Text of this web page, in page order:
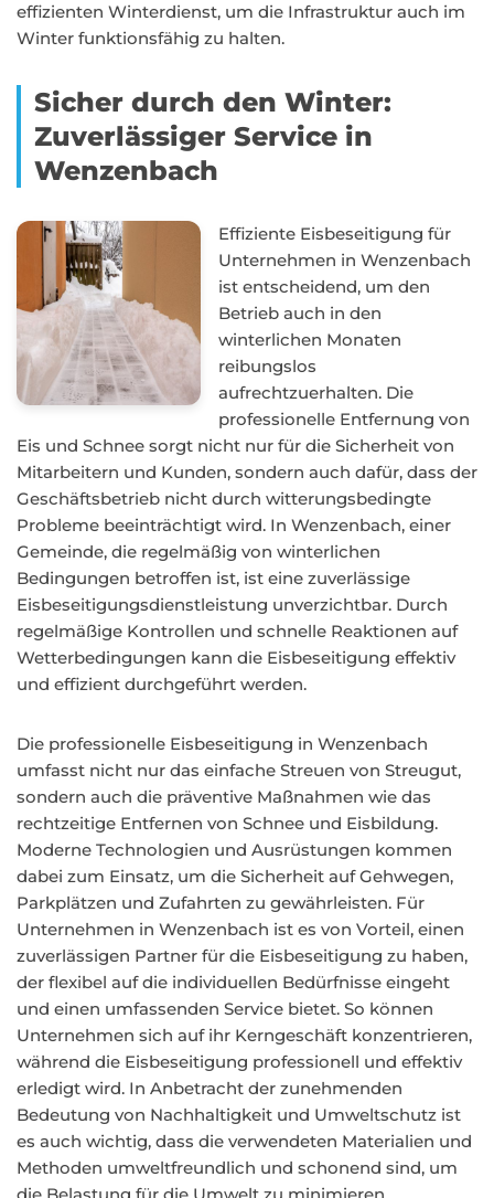
effizienten Winterdienst, um die Infrastruktur auch im
Winter funktionsfähig zu halten.
Sicher durch den Winter:
Zuverlässiger Service in
Wenzenbach
Effiziente Eisbeseitigung für
Unternehmen in Wenzenbach
ist entscheidend, um den
Betrieb auch in den
winterlichen Monaten
reibungslos
aufrechtzuerhalten. Die
professionelle Entfernung von
Eis und Schnee sorgt nicht nur für die Sicherheit von
Mitarbeitern und Kunden, sondern auch dafür, dass der
Geschäftsbetrieb nicht durch witterungsbedingte
Probleme beeinträchtigt wird. In Wenzenbach, einer
Gemeinde, die regelmäßig von winterlichen
Bedingungen betroffen ist, ist eine zuverlässige
Eisbeseitigungsdienstleistung unverzichtbar. Durch
regelmäßige Kontrollen und schnelle Reaktionen auf
Wetterbedingungen kann die Eisbeseitigung effektiv
und effizient durchgeführt werden.
Die professionelle Eisbeseitigung in Wenzenbach
umfasst nicht nur das einfache Streuen von Streugut,
sondern auch die präventive Maßnahmen wie das
rechtzeitige Entfernen von Schnee und Eisbildung.
Moderne Technologien und Ausrüstungen kommen
dabei zum Einsatz, um die Sicherheit auf Gehwegen,
Parkplätzen und Zufahrten zu gewährleisten. Für
Unternehmen in Wenzenbach ist es von Vorteil, einen
zuverlässigen Partner für die Eisbeseitigung zu haben,
der flexibel auf die individuellen Bedürfnisse eingeht
und einen umfassenden Service bietet. So können
Unternehmen sich auf ihr Kerngeschäft konzentrieren,
während die Eisbeseitigung professionell und effektiv
erledigt wird. In Anbetracht der zunehmenden
Bedeutung von Nachhaltigkeit und Umweltschutz ist
es auch wichtig, dass die verwendeten Materialien und
Methoden umweltfreundlich und schonend sind, um